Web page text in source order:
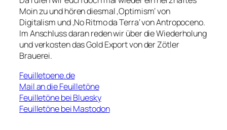
Moin zu und hören diesmal ‚Optimism‘ von
Digitalism und ‚No Ritmo da Terra‘ von Antropoceno.
Im Anschluss daran reden wir über die Wiederholung
und verkosten das Gold Export von der Zötler
Brauerei.
Feuilletoene.de
Mail an die Feuilletöne
Feuilletöne bei Bluesky
Feuilletöne bei Mastodon